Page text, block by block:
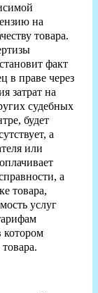
на
товара.
факт
в праве через
затрат на
судебных
будет
а
или
а
товара,
услуг
котором